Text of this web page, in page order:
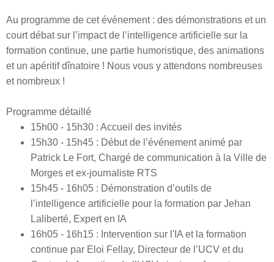
Au programme de cet événement : des démonstrations et un
court débat sur l’impact de l’intelligence artificielle sur la
formation continue, une partie humoristique, des animations
et un apéritif dînatoire ! Nous vous y attendons nombreuses
et nombreux !
Programme détaillé
15h00 - 15h30 : Accueil des invités
15h30 - 15h45 : Début de l’événement animé par
Patrick Le Fort, Chargé de communication à la Ville de
Morges et ex-journaliste RTS
15h45 - 16h05 : Démonstration d’outils de
l’intelligence artificielle pour la formation par Jehan
Laliberté, Expert en IA
16h05 - 16h15 : Intervention sur l'IA et la formation
continue par Eloi Fellay, Directeur de l’UCV et du